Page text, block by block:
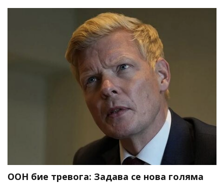
ООН бие тревога: Задава се нова голяма